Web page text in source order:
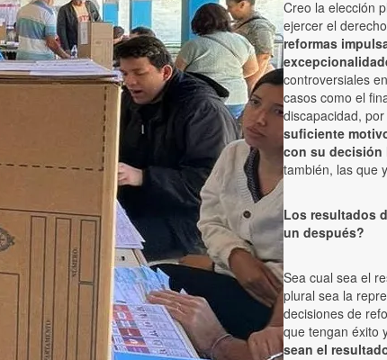
Creo la elección
ejercer el
reformas
controversiales
casos como el
discapacidad,
suficiente
con su decisión
también, las que
Los resultados
un después?
Sea cual sea el
plural sea la
decisiones de
que tengan éxito
sean el